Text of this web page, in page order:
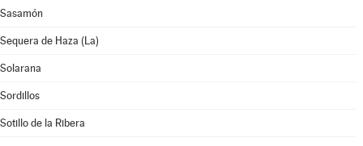
Sasamón
Sequera de Haza (La)
Solarana
Sordillos
Sotillo de la Ribera